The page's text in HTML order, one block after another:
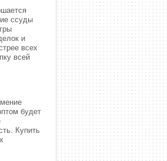
ссуды
и
всех
всей
будет
Купить